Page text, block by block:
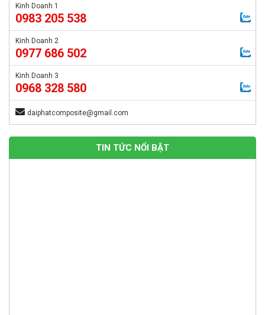
Kinh Doanh 1
0983 205 538
Kinh Doanh 2
0977 686 502
Kinh Doanh 3
0968 328 580
daiphatcomposite@gmail.com
TIN TỨC NỔI BẬT